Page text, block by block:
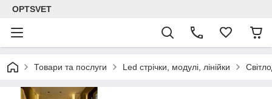
OPTSVET
Товари та послуги Led стрічки, модулі, лінійки